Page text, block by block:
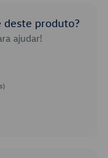
deste produto?
ajudar!